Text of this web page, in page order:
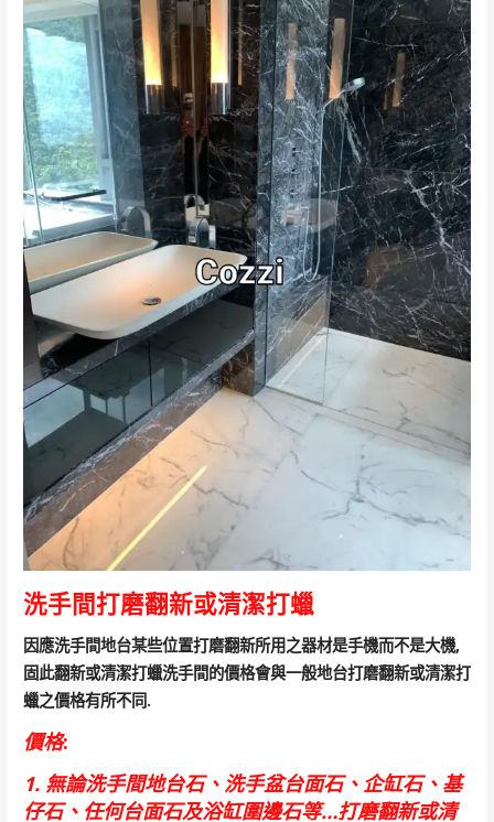
洗手間打磨翻新或清潔打蠟
因應洗手間地台某些位置打磨翻新所用之器材是手機而不是大機,
固此翻新或清潔打蠟洗手間的價格會與一般地台打磨翻新或清潔打
蠟之價格有所不同.
價格:
1. 無論洗手間地台石、洗手盆台面石、企缸石、基
仔石、任何台面石及浴缸圍邊石等…打磨翻新或清